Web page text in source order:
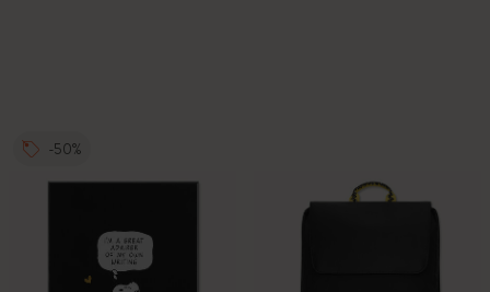
-50%